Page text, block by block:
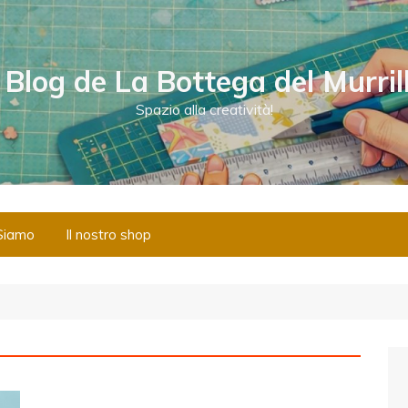
de La Bottega del
Spazio alla creatività!
Il nostro shop